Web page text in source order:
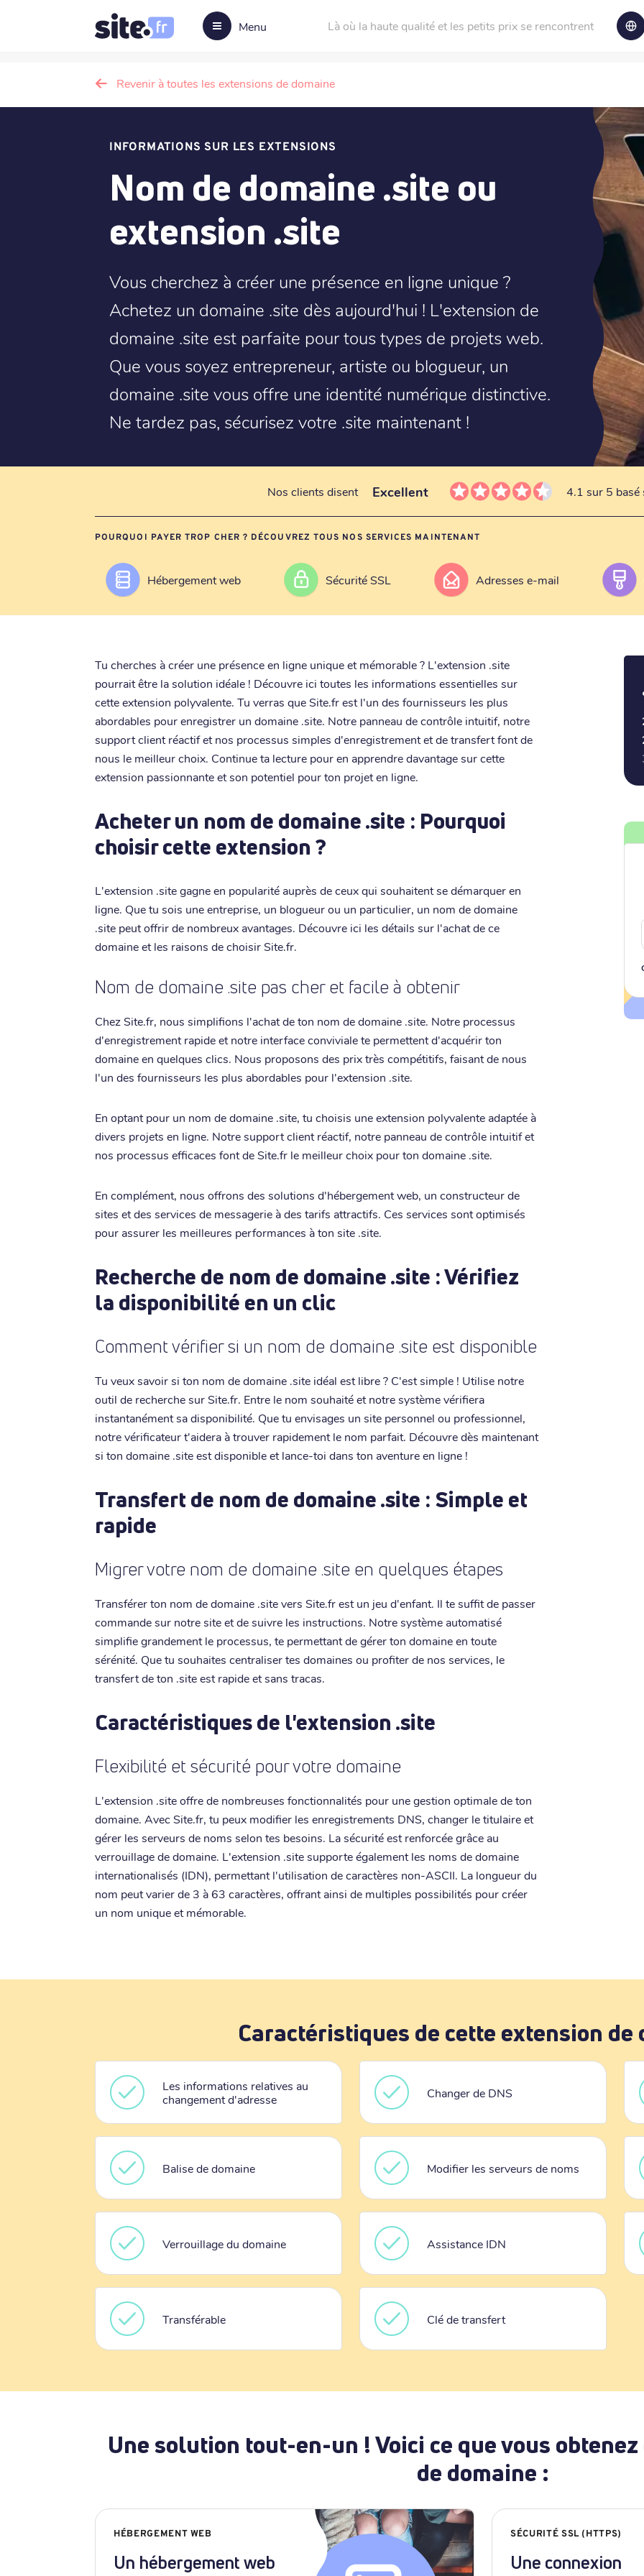
Menu Là où la haute qualité et les petits prix se rencontrent
Revenir à toutes les extensions de domaine
INFORMATIONS SUR LES EXTENSIONS
Nom de domaine .site ou
extension .site
Vous cherchez à créer une présence en ligne unique ?
Achetez un domaine .site dès aujourd'hui ! L'extension de
domaine .site est parfaite pour tous types de projets web.
Que vous soyez entrepreneur, artiste ou blogueur, un
domaine .site vous offre une identité numérique distinctive.
Ne tardez pas, sécurisez votre .site maintenant !
Nos clients disent Excellent 4.1 sur 5 basé
POURQUOI PAYER TROP CHER ? DÉCOUVREZ TOUS NOS SERVICES MAINTENANT
Hébergement web Sécurité SSL Adresses e-mail
Tu cherches à créer une présence en ligne unique et mémorable ? L'extension .site
pourrait être la solution idéale ! Découvre ici toutes les informations essentielles sur
cette extension polyvalente. Tu verras que Site.fr est l'un des fournisseurs les plus
abordables pour enregistrer un domaine .site. Notre panneau de contrôle intuitif, notre
support client réactif et nos processus simples d'enregistrement et de transfert font de
nous le meilleur choix. Continue ta lecture pour en apprendre davantage sur cette
extension passionnante et son potentiel pour ton projet en ligne.
Acheter un nom de domaine .site : Pourquoi
choisir cette extension ?
L'extension .site gagne en popularité auprès de ceux qui souhaitent se démarquer en
ligne. Que tu sois une entreprise, un blogueur ou un particulier, un nom de domaine
.site peut offrir de nombreux avantages. Découvre ici les détails sur l'achat de ce
domaine et les raisons de choisir Site.fr.
Nom de domaine .site pas cher et facile à obtenir
Chez Site.fr, nous simplifions l'achat de ton nom de domaine .site. Notre processus
d'enregistrement rapide et notre interface conviviale te permettent d'acquérir ton
domaine en quelques clics. Nous proposons des prix très compétitifs, faisant de nous
l'un des fournisseurs les plus abordables pour l'extension .site.
En optant pour un nom de domaine .site, tu choisis une extension polyvalente adaptée à
divers projets en ligne. Notre support client réactif, notre panneau de contrôle intuitif et
nos processus efficaces font de Site.fr le meilleur choix pour ton domaine .site.
En complément, nous offrons des solutions d'hébergement web, un constructeur de
sites et des services de messagerie à des tarifs attractifs. Ces services sont optimisés
pour assurer les meilleures performances à ton site .site.
Recherche de nom de domaine .site : Vérifiez
la disponibilité en un clic
Comment vérifier si un nom de domaine .site est disponible
Tu veux savoir si ton nom de domaine .site idéal est libre ? C'est simple ! Utilise notre
outil de recherche sur Site.fr. Entre le nom souhaité et notre système vérifiera
instantanément sa disponibilité. Que tu envisages un site personnel ou professionnel,
notre vérificateur t'aidera à trouver rapidement le nom parfait. Découvre dès maintenant
si ton domaine .site est disponible et lance-toi dans ton aventure en ligne !
Transfert de nom de domaine .site : Simple et
rapide
Migrer votre nom de domaine .site en quelques étapes
Transférer ton nom de domaine .site vers Site.fr est un jeu d'enfant. Il te suffit de passer
commande sur notre site et de suivre les instructions. Notre système automatisé
simplifie grandement le processus, te permettant de gérer ton domaine en toute
sérénité. Que tu souhaites centraliser tes domaines ou profiter de nos services, le
transfert de ton .site est rapide et sans tracas.
Caractéristiques de l'extension .site
Flexibilité et sécurité pour votre domaine
L'extension .site offre de nombreuses fonctionnalités pour une gestion optimale de ton
domaine. Avec Site.fr, tu peux modifier les enregistrements DNS, changer le titulaire et
gérer les serveurs de noms selon tes besoins. La sécurité est renforcée grâce au
verrouillage de domaine. L'extension .site supporte également les noms de domaine
internationalisés (IDN), permettant l'utilisation de caractères non-ASCII. La longueur du
nom peut varier de 3 à 63 caractères, offrant ainsi de multiples possibilités pour créer
un nom unique et mémorable.
Caractéristiques de cette extension de
Les informations relatives au
changement d'adresse
Changer de DNS
Balise de domaine Modifier les serveurs de noms
Verrouillage du domaine Assistance IDN
Transférable Clé de transfert
Une solution tout-en-un ! Voici ce que vous
de domaine :
HÉBERGEMENT WEB
Un hébergement web
SÉCURITÉ SSL (HTTPS)
Une connexion